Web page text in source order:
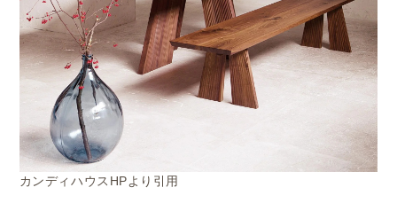
カンディハウスHPより引用